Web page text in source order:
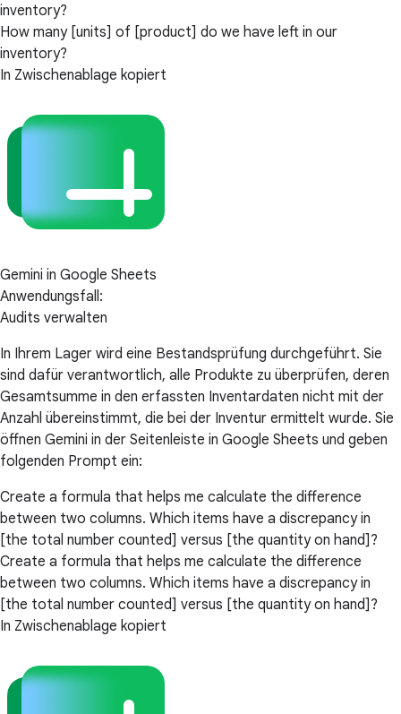
inventory?
How many [units] of [product] do we have left in our
inventory?
In Zwischenablage kopiert
Gemini in Google Sheets
Anwendungsfall:
Audits verwalten
In Ihrem Lager wird eine Bestandsprüfung durchgeführt. Sie
sind dafür verantwortlich, alle Produkte zu überprüfen, deren
Gesamtsumme in den erfassten Inventardaten nicht mit der
Anzahl übereinstimmt, die bei der Inventur ermittelt wurde. Sie
öffnen Gemini in der Seitenleiste in Google Sheets und geben
folgenden Prompt ein:
Create a formula that helps me calculate the difference
between two columns. Which items have a discrepancy in
[the total number counted] versus [the quantity on hand]?
Create a formula that helps me calculate the difference
between two columns. Which items have a discrepancy in
[the total number counted] versus [the quantity on hand]?
In Zwischenablage kopiert